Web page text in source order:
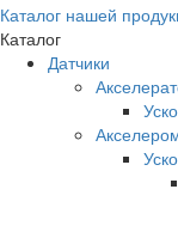
Каталог нашей
Каталог
Датчики